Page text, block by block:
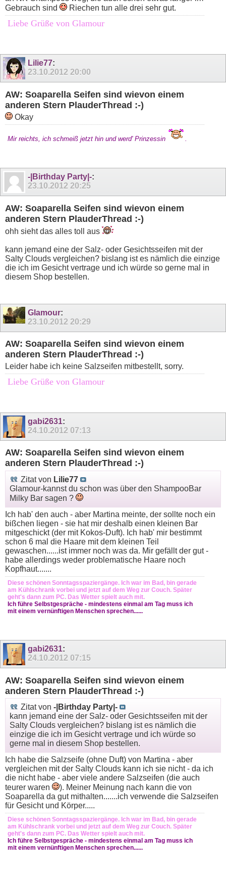
Gebrauch sind
Riechen tun alle drei sehr gut.
Liebe Grüße von Glamour
Lilie77:
23.10.2012 20:00
AW: Soaparella Seifen sind wievon einem
anderen Stern PlauderThread :-)
Okay
Mir reichts, ich schmeiß jetzt hin und werd' Prinzessin .
-|Birthday Party|-:
23.10.2012 20:25
AW: Soaparella Seifen sind wievon einem
anderen Stern PlauderThread :-)
ohh sieht das alles toll aus
kann jemand eine der Salz- oder Gesichtsseifen mit der
Salty Clouds vergleichen? bislang ist es nämlich die einzige
die ich im Gesicht vertrage und ich würde so gerne mal in
diesem Shop bestellen.
Glamour:
23.10.2012 20:29
AW: Soaparella Seifen sind wievon einem
anderen Stern PlauderThread :-)
Leider habe ich keine Salzseifen mitbestellt, sorry.
Liebe Grüße von Glamour
gabi2631:
24.10.2012 07:13
AW: Soaparella Seifen sind wievon einem
anderen Stern PlauderThread :-)
Zitat von Lilie77
Glamour-kannst du schon was über den ShampooBar
Milky Bar sagen ?
Ich hab' den auch - aber Martina meinte, der sollte noch ein
bißchen liegen - sie hat mir deshalb einen kleinen Bar
mitgeschickt (der mit Kokos-Duft). Ich hab' mir bestimmt
schon 6 mal die Haare mit dem kleinen Teil
gewaschen......ist immer noch was da. Mir gefällt der gut -
habe allerdings weder problematische Haare noch
Kopfhaut.......
Diese schönen Sonntagsspaziergänge. Ich war im Bad, bin gerade
am Kühlschrank vorbei und jetzt auf dem Weg zur Couch. Später
geht's dann zum PC. Das Wetter spielt auch mit.
Ich führe Selbstgespräche - mindestens einmal am Tag muss ich
mit einem vernünftigen Menschen sprechen......
gabi2631:
24.10.2012 07:15
AW: Soaparella Seifen sind wievon einem
anderen Stern PlauderThread :-)
Zitat von -|Birthday Party|-
kann jemand eine der Salz- oder Gesichtsseifen mit der
Salty Clouds vergleichen? bislang ist es nämlich die
einzige die ich im Gesicht vertrage und ich würde so
gerne mal in diesem Shop bestellen.
Ich habe die Salzseife (ohne Duft) von Martina - aber
vergleichen mit der Salty Clouds kann ich sie nicht - da ich
die nicht habe - aber viele andere Salzseifen (die auch
teurer waren
). Meiner Meinung nach kann die von
Soaparella da gut mithalten.......ich verwende die Salzseifen
für Gesicht und Körper.....
Diese schönen Sonntagsspaziergänge. Ich war im Bad, bin gerade
am Kühlschrank vorbei und jetzt auf dem Weg zur Couch. Später
geht's dann zum PC. Das Wetter spielt auch mit.
Ich führe Selbstgespräche - mindestens einmal am Tag muss ich
mit einem vernünftigen Menschen sprechen......